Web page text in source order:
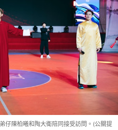
仔陳柏曦和陶大衛陪同接受訪問。(公關提